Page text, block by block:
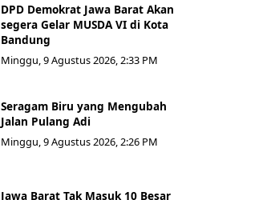
DPD Demokrat Jawa Barat Akan
segera Gelar MUSDA VI di Kota
Bandung
Minggu, 9 Agustus 2026, 2:33 PM
Seragam Biru yang Mengubah
Jalan Pulang Adi
Minggu, 9 Agustus 2026, 2:26 PM
Jawa Barat Tak Masuk 10 Besar